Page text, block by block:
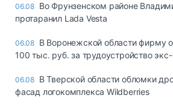
06.08 Во Фрунзенском районе
протаранил Lada Vesta
06.08 В Воронежской области фирму
100 тыс. руб. за трудоустройство
06.08 В Тверской области обломки
фасад логокомплекса Wildberries